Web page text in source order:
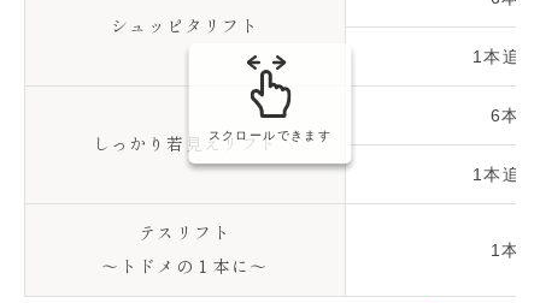
シュッピタリフト
1本追加
しっかり若見えリフト
6本
1本追加
テスリフト
〜トドメの１本に〜
1本
スクロールできます